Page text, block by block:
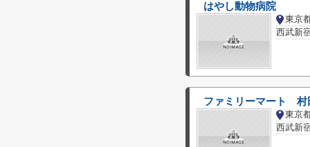
はやし動物病院
東京
西武新
ファミリーマート 村
東京
西武新